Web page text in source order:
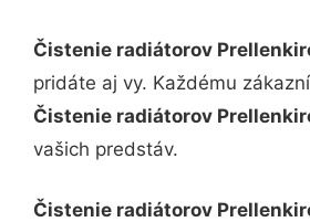
Čistenie radiátorov
pridáte aj vy. Každému
Čistenie radiátorov
vašich predstáv.
Čistenie radiátorov